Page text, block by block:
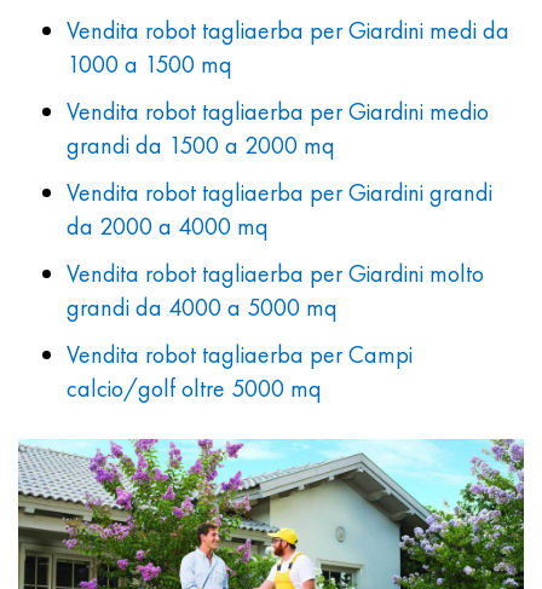
Vendita robot tagliaerba per Giardini medi da
1000 a 1500 mq
Vendita robot tagliaerba per Giardini medio
grandi da 1500 a 2000 mq
Vendita robot tagliaerba per Giardini grandi
da 2000 a 4000 mq
Vendita robot tagliaerba per Giardini molto
grandi da 4000 a 5000 mq
Vendita robot tagliaerba per Campi
calcio/golf oltre 5000 mq